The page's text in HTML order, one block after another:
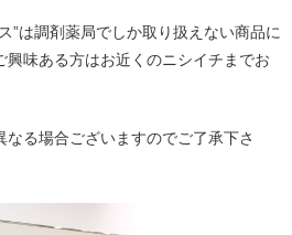
は調剤薬局でしか取り扱えない商品に
興味ある方はお近くのニシイチまでお
る場合ございますのでご了承下さ